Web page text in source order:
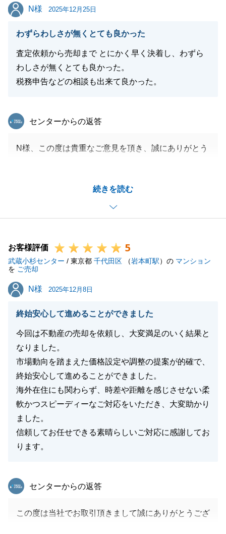
N様
N様 2025年12月25日
わずらわしさが無くとても良かった
査定依頼から売却まで とにかく早く決着し、わずら
わしさが無くとても良かった。
税務申告などの相談も出来て良かった。
続きを読む
東急リバブル
センターからの返答
N様、この度は貴重なご意見を頂き、誠にありがとう
日々精進して参ります。
今後も何かお困りのことがございましたら、お気軽に
お声掛けくださいませ。
お客様評価 5
武蔵小杉センター / 東京都 千代田区 （岩本町駅）の マンション
を ご売却
N様
N様 2025年12月8日
終始安心して進めることができました
今回は不動産の売却を依頼し、大変満足のいく結果と
なりました。
市場動向を踏まえた価格設定や調整の提案が的確で、
終始安心して進めることができました。
海外在住にも関わらず、時差や距離を感じさせない柔
軟かつスピーディーなご対応をいただき、大変助かり
ました。
信頼してお任せできる素晴らしいご対応に感謝してお
ります。
東急リバブル
センターからの返答
この度は当社でお取引頂きまして誠にありがとうござ